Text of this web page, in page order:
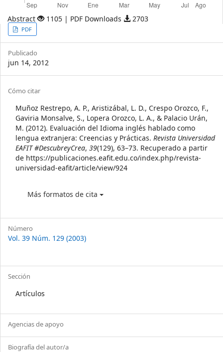
Abstract 1105 | PDF Downloads 2703
Article
Sidebar
PDF
Publicado
jun 14, 2012
Article
Details
Cómo citar
Muñoz Restrepo, A. P., Aristizábal, L. D., Crespo Orozco, F.,
Gaviria Monsalve, S., Lopera Orozco, L. A., & Palacio Urán,
M. (2012). Evaluación del Idioma inglés hablado como
lengua extranjera: Creencias y Prácticas. Revista Universidad
EAFIT #DescubreyCrea, 39(129), 63–73. Recuperado a partir
de https://publicaciones.eafit.edu.co/index.php/revista-
universidad-eafit/article/view/924
Más formatos de cita
Número
Vol. 39 Núm. 129 (2003)
Sección
Artículos
Agencias de apoyo
Biografía del autor/a